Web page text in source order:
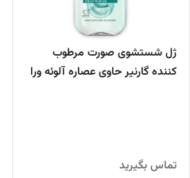
ژل شستشوی صورت مرطوب
کننده گارنیر حاوی عصاره آلوئه ورا
تماس بگیرید